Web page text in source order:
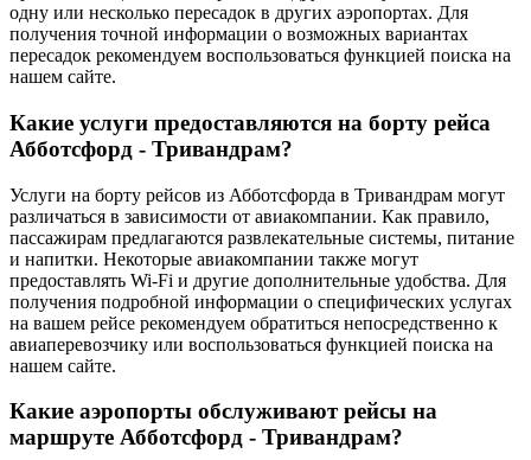
одну или несколько пересадок в других аэропортах. Для
получения точной информации о возможных вариантах
пересадок рекомендуем воспользоваться функцией поиска на
нашем сайте.
Какие услуги предоставляются на борту рейса
Абботсфорд - Тривандрам?
Услуги на борту рейсов из Абботсфорда в Тривандрам могут
различаться в зависимости от авиакомпании. Как правило,
пассажирам предлагаются развлекательные системы, питание
и напитки. Некоторые авиакомпании также могут
предоставлять Wi-Fi и другие дополнительные удобства. Для
получения подробной информации о специфических услугах
на вашем рейсе рекомендуем обратиться непосредственно к
авиаперевозчику или воспользоваться функцией поиска на
нашем сайте.
Какие аэропорты обслуживают рейсы на
маршруте Абботсфорд - Тривандрам?